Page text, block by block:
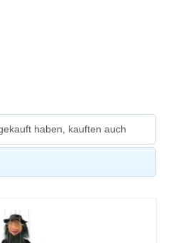
haben, kauften auch